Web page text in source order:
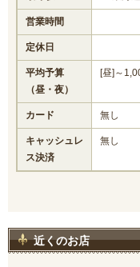
営業時間
定休日
平均予算
（昼・夜）
[昼]～
カード 無し
キャッシュレ
ス決済
無し
近くのお店